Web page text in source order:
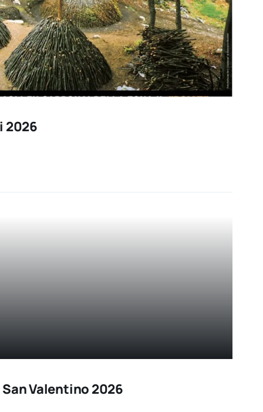
2026
Valentino 2026